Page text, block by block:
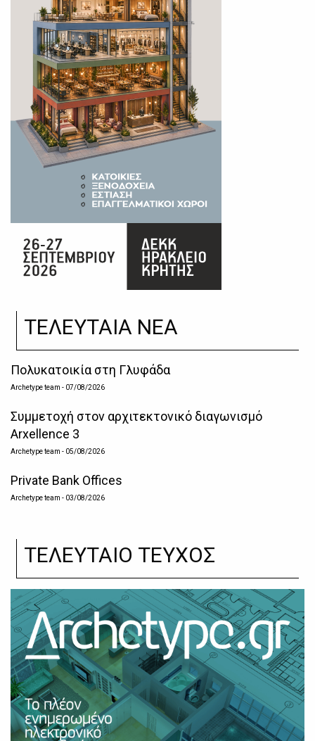
ΤΕΛΕΥΤΑΙΑ ΝΕΑ
Πολυκατοικία στη Γλυφάδα
Archetype team - 07/08/2026
Συμμετοχή στον αρχιτεκτονικό διαγωνισμό
Arxellence 3
Archetype team - 05/08/2026
Private Bank Offices
Archetype team - 03/08/2026
ΤΕΛΕΥΤΑΙΟ ΤΕΥΧΟΣ